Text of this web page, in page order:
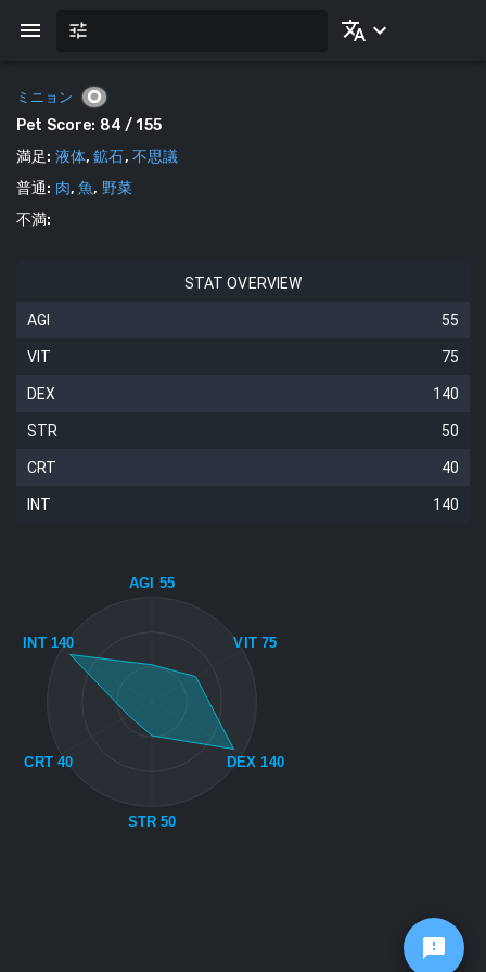
ミニョン
Pet Score: 84 / 155
満足: 液体,鉱石, 不思議
普通: 肉,魚, 野菜
不満:
STAT OVERVIEW
AGI 55
VIT 75
DEX 140
STR 50
CRT 40
INT 140
AGI 55
VIT 75
DEX 140
STR 50
CRT 40
INT 140